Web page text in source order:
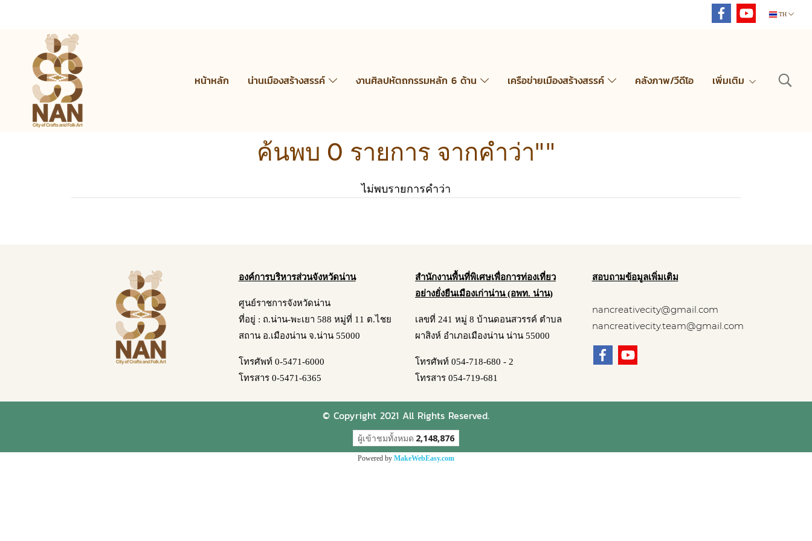
TH
หน้าหลัก น่านเมืองสร้างสรรค์ งานศิลปหัตถกรรมหลัก 6 ด้าน เครือข่ายเมืองสร้างสรรค์ คลังภาพ/วีดีโอ เพิ่มเติม
ค้นพบ 0 รายการ จากคำว่า""
ไม่พบรายการคำว่า
องค์การบริหารส่วนจังหวัดน่าน
ศูนย์ราชการจังหวัดน่าน
ที่อยู่ : ถ.น่าน-พะเยา 588 หมู่ที่ 11 ต.ไชย
สถาน อ.เมืองน่าน จ.น่าน 55000
โทรศัพท์ 0-5471-6000
โทรสาร 0-5471-6365
สำนักงานพื้นที่พิเศษเพื่อการท่องเที่ยว
อย่างยั่งยืนเมืองเก่าน่าน (อพท. น่าน)
เลขที่ 241 หมู่ 8 บ้านดอนสวรรค์ ตำบล
ผาสิงห์ อำเภอเมืองน่าน น่าน 55000
โทรศัพท์ 054-718-680 - 2
โทรสาร 054-719-681
สอบถามข้อมูลเพิ่มเติม
nancreativecity@gmail.com
nancreativecity.team@gmail.com
© Copyright 2021 All Rights Reserved.
ผู้เข้าชมทั้งหมด 2,148,876
Powered by MakeWebEasy.com